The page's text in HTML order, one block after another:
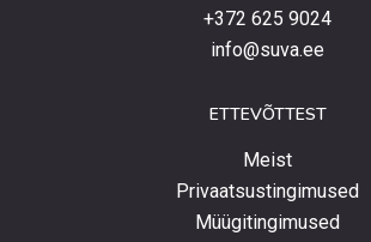
+372 625 9024
info@suva.ee
ETTEVÕTTEST
Meist
Privaatsustingimused
Müügitingimused